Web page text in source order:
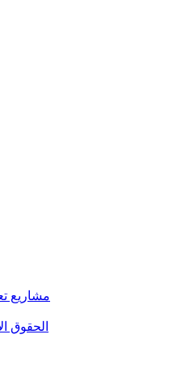
مشاريع
الحقوق